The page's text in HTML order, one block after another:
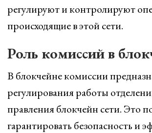
регулируют и контролируют
происходящие в этой сети.
Роль комиссий в
В блокчейне комиссии
регулирования работы
правления блокчейн сети. Это
гарантировать безопасность и